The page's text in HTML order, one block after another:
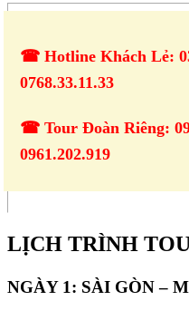
☎ Hotline Khách Lẻ:
0768.33.11.33
☎ Tour Đoàn Riêng:
0961.202.919
LỊCH TRÌNH
NGÀY 1: SÀI GÒN –